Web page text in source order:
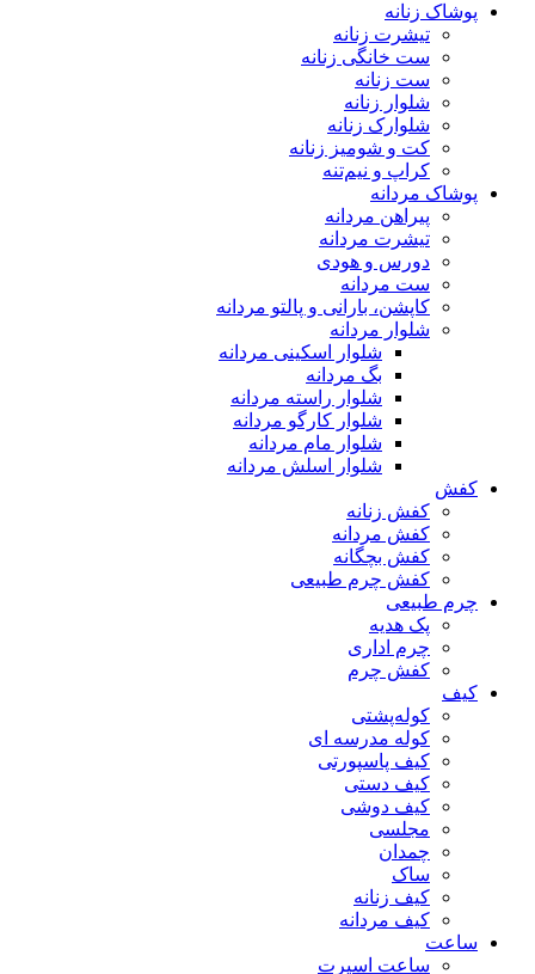
پوشاک زنانه
تیشرت زنانه
ست خانگی زنانه
ست زنانه
شلوار زنانه
شلوارک زنانه
کت و شومیز زنانه
کراپ و نیم‌تنه
پوشاک مردانه
پیراهن مردانه
تیشرت مردانه
دورس و هودی
ست مردانه
کاپشن، بارانی و پالتو مردانه
شلوار مردانه
شلوار اسکینی مردانه
بگ مردانه
شلوار راسته مردانه
شلوار کارگو مردانه
شلوار مام مردانه
شلوار اسلش مردانه
کفش
کفش زنانه
کفش مردانه
کفش بچگانه
کفش چرم طبیعی
چرم طبیعی
پک هدیه
چرم اداری
کفش چرم
کیف
کوله‌پشتی
کوله مدرسه ای
کیف پاسپورتی
کیف دستی
کیف دوشی
مجلسی
چمدان
ساک
کیف زنانه
کیف مردانه
ساعت
ساعت اسپرت